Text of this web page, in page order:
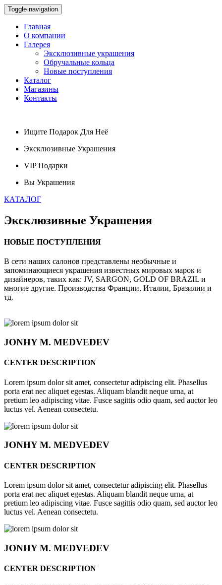
Toggle navigation
Главная
О компании
Галерея
Эксклюзивные украшения
Обручальные кольца
Новые поступления
Каталог
Магазины
Контакты
Ищите Подарок Для Неё
Эксклюзивные Украшения
VIPПодарки
Вы Украшения
КАТАЛОГ
Эксклюзивные Украшения
НОВЫЕ ПОСТУПЛЕНИЯ
В сети наших салонов представлены необычные и
запоминающиеся украшения известных мировых марок и
дизайнеров, таких как: JV, SARGON, GOLD OF BRAZIL и
многие другие. Производства Франции, Италии, Бразилии и
тд.
JONHYM. MEDVEDEV
CENTER DESCRIPTION
Lorem ipsum dolor sit amet, consectetur adipiscing elit. Phasellus
porta erat nec aliquet egestas. Aliquam blandit neque urna, at
pretium leo adipiscing vitae. Fusce sagittis odio quam, sed auctor leo
luctus vel. Aenean consectetu.
JONHYM. MEDVEDEV
CENTER DESCRIPTION
Lorem ipsum dolor sit amet, consectetur adipiscing elit. Phasellus
porta erat nec aliquet egestas. Aliquam blandit neque urna, at
pretium leo adipiscing vitae. Fusce sagittis odio quam, sed auctor leo
luctus vel. Aenean consectetu.
JONHYM. MEDVEDEV
CENTER DESCRIPTION